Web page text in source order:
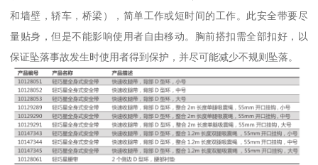
和墙壁，轿车，桥梁），简单工作或短时间的工作。此安全带要尽
量贴身，但是不能影响使用者自由移动。胸前搭扣需全部扣好，以
保证坠落事故发生时使用者得到保护，并尽可能减少不规则坠落。